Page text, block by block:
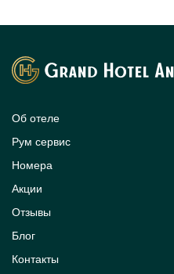
Об отеле
Рум сервис
Номера
Акции
Отзывы
Блог
Контакты